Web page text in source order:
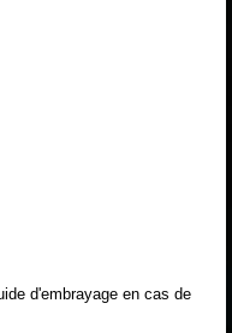
d'embrayage en cas de